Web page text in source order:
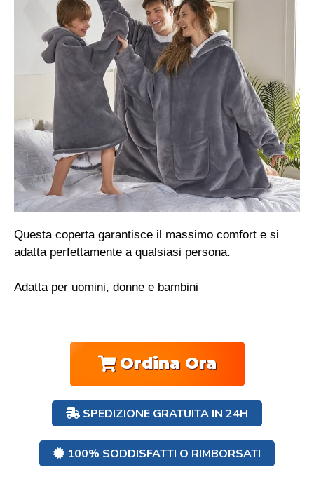
Questa coperta garantisce il massimo comfort e si
adatta perfettamente a qualsiasi persona.
Adatta per uomini, donne e bambini
Ordina Ora
SPEDIZIONE GRATUITA IN 24H
100% SODDISFATTI O RIMBORSATI